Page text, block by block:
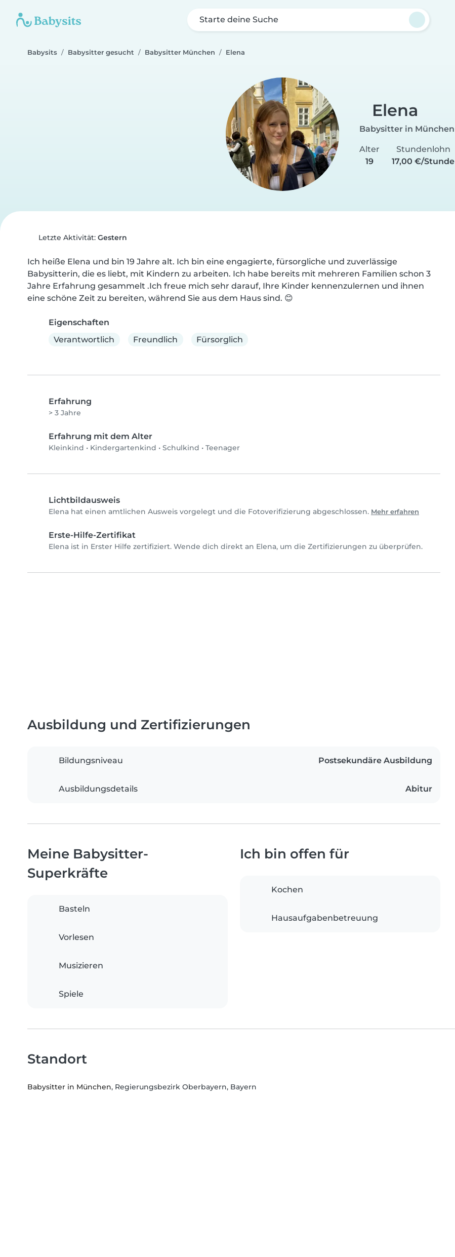
Starte deine Suche
Babysits Babysitter gesucht Babysitter München Elena
Elena
Babysitter in München
Alter
19
Stundenlohn
17,00 €/Stunde
Letzte Aktivität: Gestern
Ich heiße Elena und bin 19 Jahre alt. Ich bin eine engagierte, fürsorgliche und zuverlässige
Babysitterin, die es liebt, mit Kindern zu arbeiten. Ich habe bereits mit mehreren Familien schon 3
Jahre Erfahrung gesammelt .Ich freue mich sehr darauf, Ihre Kinder kennenzulernen und ihnen
eine schöne Zeit zu bereiten, während Sie aus dem Haus sind. 😊
Eigenschaften
Verantwortlich
Freundlich Fürsorglich
Erfahrung
> 3 Jahre
Erfahrung mit dem Alter
Kleinkind • Kindergartenkind • Schulkind • Teenager
Lichtbildausweis
Elena hat einen amtlichen Ausweis vorgelegt und die Fotoverifizierung abgeschlossen. Mehr erfahren
Erste-Hilfe-Zertifikat
Elena ist in Erster Hilfe zertifiziert. Wende dich direkt an Elena, um die Zertifizierungen zu überprüfen.
Ausbildung und Zertifizierungen
Bildungsniveau Postsekundäre Ausbildung
Ausbildungsdetails Abitur
Meine Babysitter-
Superkräfte
Basteln
Vorlesen
Musizieren
Spiele
Ich bin offen für
Kochen
Hausaufgabenbetreuung
Standort
Babysitter in München, Regierungsbezirk Oberbayern, Bayern